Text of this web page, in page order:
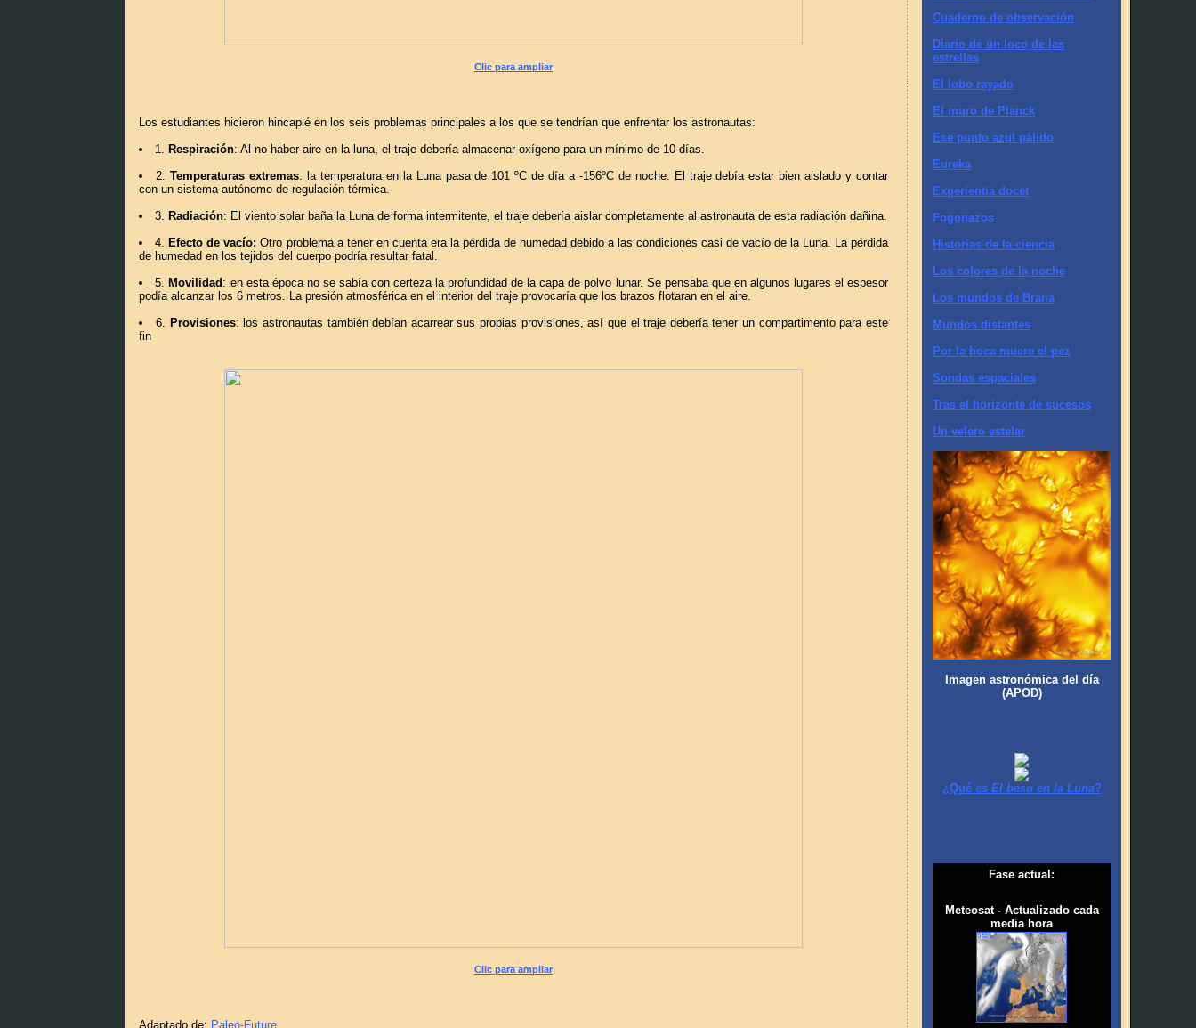
Clic para ampliar
Los estudiantes hicieron hincapié en los seis problemas principales a los que se tendrían que enfrentar los astronautas:
1.
Respiración: Al no haber aire en la luna, el traje debería almacenar oxígeno para un mínimo de 10 días.
2.Temperaturas extremas: la temperatura en la Luna pasa de 101 ºC de día a -156ºC de noche. El traje debía estar bien aislado y contar
con un sistema autónomo de regulación térmica.
3.
Radiación: El viento solar baña la Luna de forma intermitente, el traje debería aislar completamente al astronauta de esta radiación dañina.
4.
Efecto de vacío: Otro problema a tener en cuenta era la pérdida de humedad debido a las condiciones casi de vacío de la Luna. La pérdida
de humedad en los tejidos del cuerpo podría resultar fatal.
5.
Movilidad : en esta época no se sabía con certeza la profundidad de la capa de polvo lunar. Se pensaba que en algunos lugares el espesor
podía alcanzar los 6 metros. La presión atmosférica en el interior del traje provocaría que los brazos flotaran en el aire.
6.
Provisiones: los astronautas también debían acarrear sus propias provisiones, así que el traje debería tener un compartimento para este
fin
Clic para ampliar
Adaptado de: Paleo-Future
Cuaderno de observación
Diario de un loco de las
estrellas
El lobo rayado
El muro de Planck
Ese punto azul pálido
Eureka
Experientia docet
Fogonazos
Historias de la ciencia
Los colores de la noche
Los mundos de Brana
Mundos distantes
Por la boca muere el pez
Sondas espaciales
Tras el horizonte de sucesos
Un velero estelar
Imagen astronómica del día
(APOD)
¿Qué es El beso en la Luna?
Fase actual:
Meteosat - Actualizado cada
media hora